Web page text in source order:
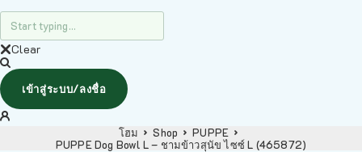
Clear
เข้าสู่ระบบ/ลงชื่อ
โฮม Shop
PUPPE
PUPPE Dog Bowl L – ชามข้าวสุนัข ไซซ์ L (465872)